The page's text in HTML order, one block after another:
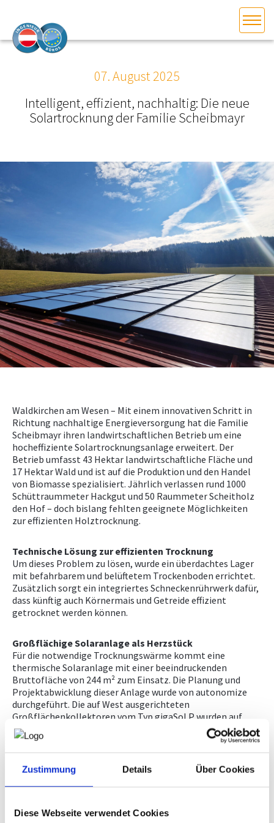
Zustimmung Details Über Cookies
Diese Webseite verwendet Cookies
DAS INGENIEURBÜRO
INTERESSEN­VERTRETUNG
MITGLIEDER­VERZEICHNIS
SERVICE
NEWS
PRÜFING
WETTBEWERBE
07. August 2025
Intelligent, effizient, nachhaltig: Die neue
Solartrocknung der Familie Scheibmayr
Waldkirchen am Wesen – Mit einem innovativen Schritt in
Richtung nachhaltige Energieversorgung hat die Familie
Scheibmayr ihren landwirtschaftlichen Betrieb um eine
hocheffiziente Solartrocknungsanlage erweitert. Der
Betrieb umfasst 43 Hektar landwirtschaftliche Fläche und
17 Hektar Wald und ist auf die Produktion und den Handel
von Biomasse spezialisiert. Jährlich verlassen rund 1000
Schüttraummeter Hackgut und 50 Raummeter Scheitholz
den Hof – doch bislang fehlten geeignete Möglichkeiten
zur effizienten Holztrocknung.
Technische Lösung zur effizienten Trocknung
Um dieses Problem zu lösen, wurde ein überdachtes Lager
mit befahrbarem und belüftetem Trockenboden errichtet.
Zusätzlich sorgt ein integriertes Schneckenrührwerk dafür,
dass künftig auch Körnermais und Getreide effizient
getrocknet werden können.
Großflächige Solaranlage als Herzstück
Für die notwendige Trocknungswärme kommt eine
thermische Solaranlage mit einer beeindruckenden
Bruttofläche von 244 m² zum Einsatz. Die Planung und
Projektabwicklung dieser Anlage wurde von autonomize
durchgeführt. Die auf West ausgerichteten
Großflächenkollektoren vom Typ gigaSol P wurden auf
dem neu errichteten Hallendach installiert und in vier
Teilfelder gegliedert. Dank der durchdachten hydraulischen
Verschaltung konnten die Anbindeleitungen kurz gehalten
und Energieverluste minimiert werden.
Die erzeugte Solarwärme wird entweder direkt in den Luft-